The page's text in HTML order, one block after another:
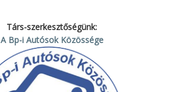
Társ-szerkesztőségünk:
A Bp-i Autósok Közössége